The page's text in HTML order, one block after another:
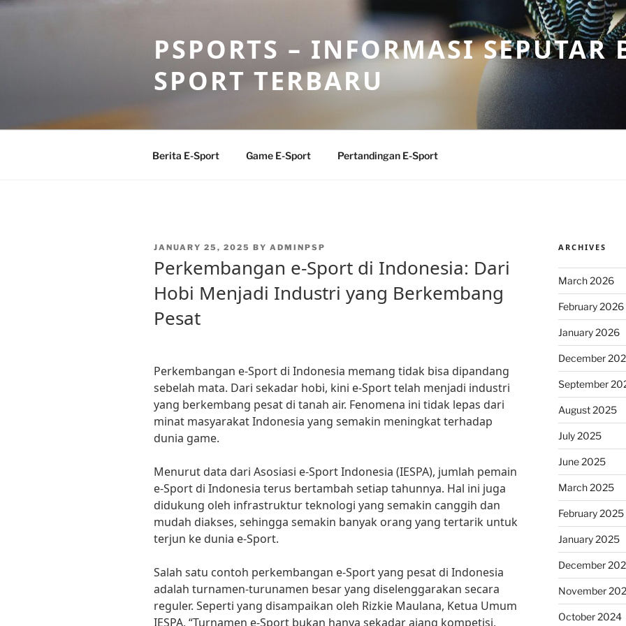
Skip
PSPORTS – INFORMASI SEPUTAR
SPORT TERBARU
Berita E-Sport Game E-Sport Pertandingan E-Sport
POSTED
JANUARY 25, 2025 BY ADMINPSP
Perkembangan e-Sport di Indonesia: Dari
Hobi Menjadi Industri yang Berkembang
Pesat
Perkembangan e-Sport di Indonesia memang tidak bisa dipandang
sebelah mata. Dari sekadar hobi, kini e-Sport telah menjadi industri
yang berkembang pesat di tanah air. Fenomena ini tidak lepas dari
minat masyarakat Indonesia yang semakin meningkat terhadap
dunia game.
Menurut data dari Asosiasi e-Sport Indonesia (IESPA), jumlah pemain
e-Sport di Indonesia terus bertambah setiap tahunnya. Hal ini juga
didukung oleh infrastruktur teknologi yang semakin canggih dan
mudah diakses, sehingga semakin banyak orang yang tertarik untuk
terjun ke dunia e-Sport.
Salah satu contoh perkembangan e-Sport yang pesat di Indonesia
adalah turnamen-turunamen besar yang diselenggarakan secara
reguler. Seperti yang disampaikan oleh Rizkie Maulana, Ketua Umum
IESPA, “Turnamen e-Sport bukan hanya sekadar ajang kompetisi,
ARCHIVES
March 2026
February 2026
January 2026
December
September
August 2025
July 2025
June 2025
March 2025
February 2025
January 2025
December
November
October 2024